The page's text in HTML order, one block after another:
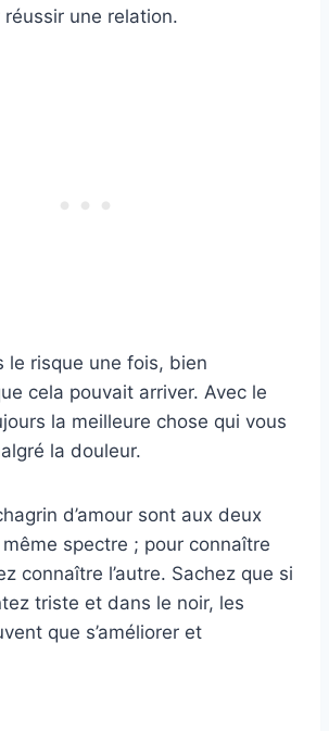
une relation.
le risque une fois, bien
cela pouvait arriver. Avec le
la meilleure chose qui vous
la douleur.
d’amour sont aux deux
spectre ; pour connaître
connaître l’autre. Sachez que si
triste et dans le noir, les
que s’améliorer et